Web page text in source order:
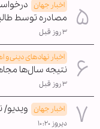
اخبار جهان
مصادره توسط
۳ روز قبل
اخبار نهادهای دینی و
نتیجه سال‌ها
۳ روز قبل
اخبار جهان ویدیو/
دیروز ۱۰:۲۰